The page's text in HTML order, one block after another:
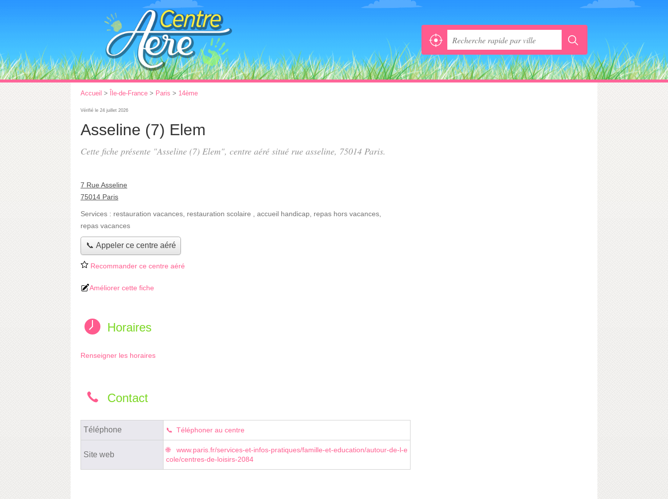
Accueil > Île-de-France > Paris > 14ème
Vérifié le 24 juillet 2026
Asseline (7) Elem
Cette fiche présente "Asseline (7) Elem", centre aéré situé rue asseline, 75014 Paris.
7 Rue Asseline
75014 Paris
Services : restauration vacances restauration scolaire accueil handicap repas hors vacances
repas vacances
📞 Appeler ce centre aéré
Recommander ce centre aéré
Améliorer cette fiche
Horaires
Renseigner les horaires
Contact
Téléphone Téléphoner au centre
Site web
www.paris.fr/services-et-infos-pratiques/famille-et-education/autour-de-l-e
cole/centres-de-loisirs-2084